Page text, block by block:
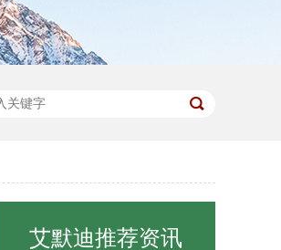
艾默迪推荐资讯